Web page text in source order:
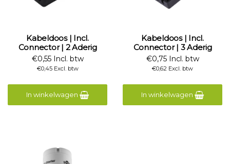
Kabeldoos | Incl.
Connector | 2 Aderig
€0,55 Incl. btw
€0,45 Excl. btw
In winkelwagen
Kabeldoos | Incl.
Connector | 3 Aderig
€0,75 Incl. btw
€0,62 Excl. btw
In winkelwagen